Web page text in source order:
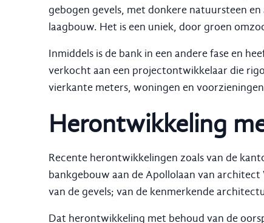
gebogen gevels, met donkere natuursteen
laagbouw. Het is een uniek, door groen
Inmiddels is de bank in een andere fase en
verkocht aan een projectontwikkelaar die
vierkante meters, woningen en
Herontwikkeling
Recente herontwikkelingen zoals van de
bankgebouw aan de Apollolaan van
van de gevels; van de kenmerkende
Dat herontwikkeling met behoud van de